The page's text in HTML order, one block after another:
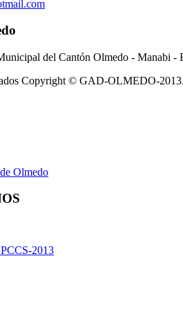
del Cantón Olmedo - Manabi -
Copyright © GAD-OLMEDO-2013.
Olmedo
2013